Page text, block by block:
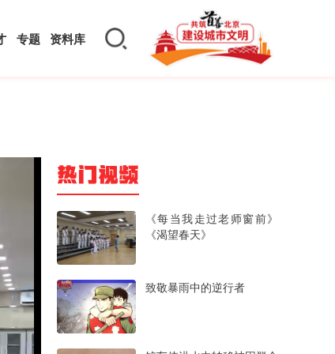
专题 资料库
热门视频
《每当我走过老师窗前》
《渴望春天》
致敬暴雨中的逆行者